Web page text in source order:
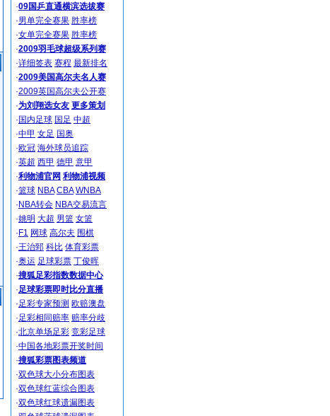
·09国乒直通横滨选拔赛
·男单完全赛果 胜率榜
·女单完全赛果 胜率榜
·2009羽毛球超级系列赛
·详细签表 赛程 最新排名
·2009美国高尔夫名人赛
·2009英国高尔夫公开赛
·为刘翔选女友 更多策划
· 国内足球 国足 中超
·中甲 女足 国奥
·欧冠 海外球员追踪
·英超 西甲 德甲 意甲
·利物浦官网 利物浦视频
·篮球 NBA CBA WNBA
· NBA转会 NBA交易流言
·姚明 大超 男篮 女篮
· F1 网球 高尔夫 围棋
·王治郅 科比 体育彩票
·奥运 足球彩票 丁俊晖
·搜狐足彩指数数据中心
·足球彩票即时比分直播
·足彩专家预测 欧赔澳盘
·足彩相同赔率 赔率分歧
·北京单场足彩 竞彩足球
·中国各地彩票开奖时间
·搜狐彩票图表频道
·双色球大小分布图表
·双色球红蓝综合图表
·双色球红球遗漏图表